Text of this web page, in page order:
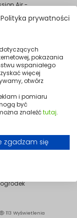
Polityka prywatności
pokazania
wspaniałego
więcej
otwórz
i pomiaru
być
znaleźćtutaj.
zgadzam się
Air -
do
czy
113 Wyświetlenia